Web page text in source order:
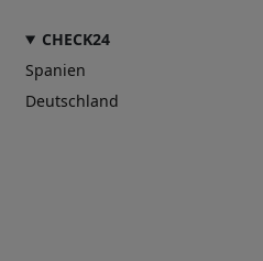
CHECK24
Spanien
Deutschland